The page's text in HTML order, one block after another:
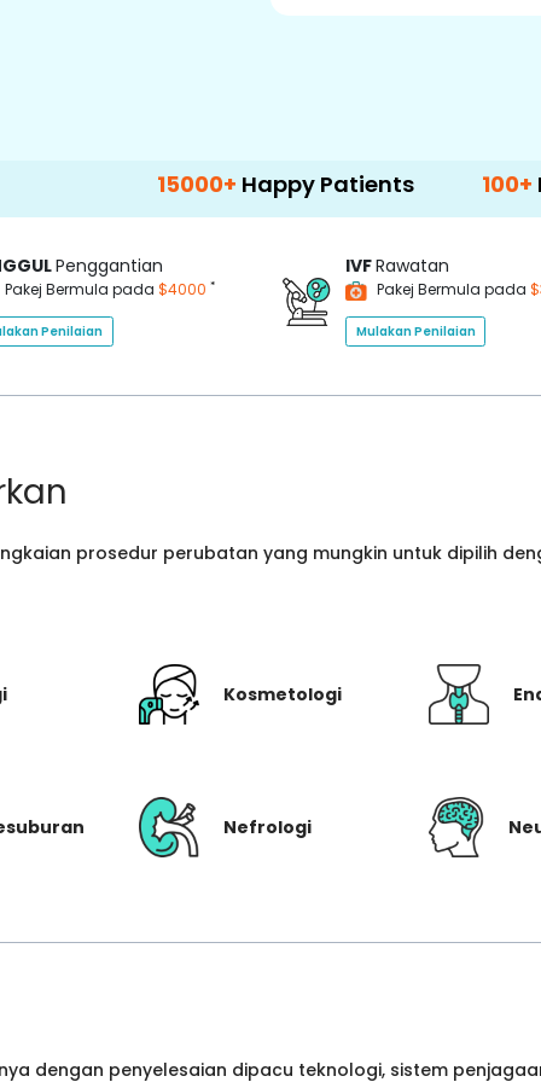
Happy Patients 100+
Penggantian
Pakej Bermula pada $4000 *
Penilaian
IVFRawatan
Pakej Bermula pada
Mulakan Penilaian
prosedur perubatan yang mungkin untuk dipilih
Kosmetologi
Nefrologi
dengan penyelesaian dipacu teknologi, sistem